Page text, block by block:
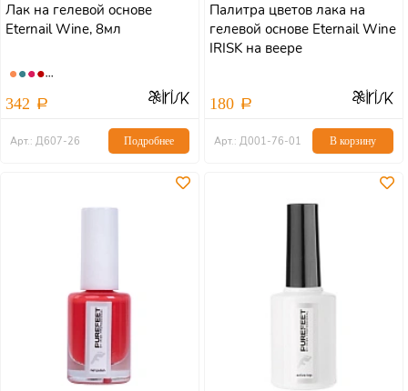
Лак на гелевой основе
Eternail Wine, 8мл
342
Арт.: Д607-26 Подробнее
Палитра цветов лака на
гелевой основе Eternail Wine
IRISK на веере
180
Арт.: Д001-76-01 В корзину